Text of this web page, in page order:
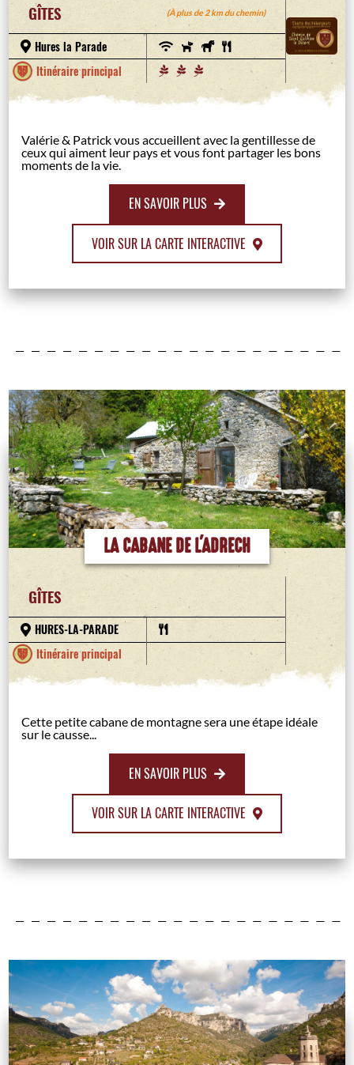
GÎTES (À plus de 2 km du chemin)
Hures la Parade
Itinéraire principal
Valérie & Patrick vous accueillent avec la gentillesse de
ceux qui aiment leur pays et vous font partager les bons
moments de la vie.
EN SAVOIR PLUS
VOIR SUR LA CARTE INTERACTIVE
LA CABANE DE L'ADRECH
GÎTES
HURES-LA-PARADE
Itinéraire principal
Cette petite cabane de montagne sera une étape idéale
sur le causse...
EN SAVOIR PLUS
VOIR SUR LA CARTE INTERACTIVE